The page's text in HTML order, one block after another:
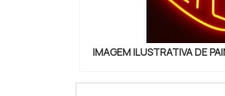
IMAGEM ILUSTRATIVA DE